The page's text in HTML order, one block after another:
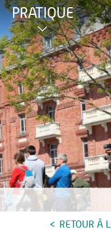
PRATIQUE
RETOUR À